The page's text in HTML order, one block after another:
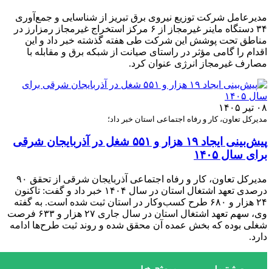
مدیرعامل شرکت توزیع نیروی برق تبریز از شناسایی و جمع‌آوری
۳۴ دستگاه ماینر غیرمجاز از ۶ مرکز استخراج غیرمجاز رمزارز در
مناطق تحت پوشش این شرکت طی هفته گذشته خبر داد و این
اقدام را گامی مؤثر در راستای صیانت از شبکه برق و مقابله با
مصارف غیرمجاز انرژی عنوان کرد.
۰۸ تیر ۱۴۰۵
مدیرکل تعاون، کار و رفاه اجتماعی استان خبر داد؛
پیش‌بینی ایجاد ۱۹ هزار و ۵۵۱ شغل در آذربایجان شرقی
برای سال ۱۴۰۵
مدیرکل تعاون، کار و رفاه اجتماعی آذربایجان شرقی از تحقق ۹۰
درصدی تعهد اشتغال استان در سال ۱۴۰۴ خبر داد و گفت: تاکنون
۲۴ هزار و ۶۸۰ طرح کسب‌وکار در استان ثبت شده است. به گفته
وی، سهم تعهد اشتغال استان در سال جاری ۲۷ هزار و ۶۳۳ فرصت
شغلی بوده که بخش عمده آن محقق شده و روند ثبت طرح‌ها ادامه
دارد.